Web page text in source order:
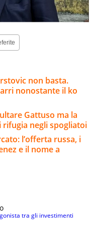
non basta.
nonostante il ko
Gattuso ma la
rifugia negli spogliatoi
l’offerta russa, i
e il nome a
tra gli investimenti